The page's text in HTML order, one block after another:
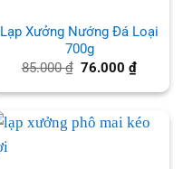
Lạp Xưởng Nướng Đá Loại
700g
85.000₫ Giá
là:
76.000₫Giá
tại
76.000